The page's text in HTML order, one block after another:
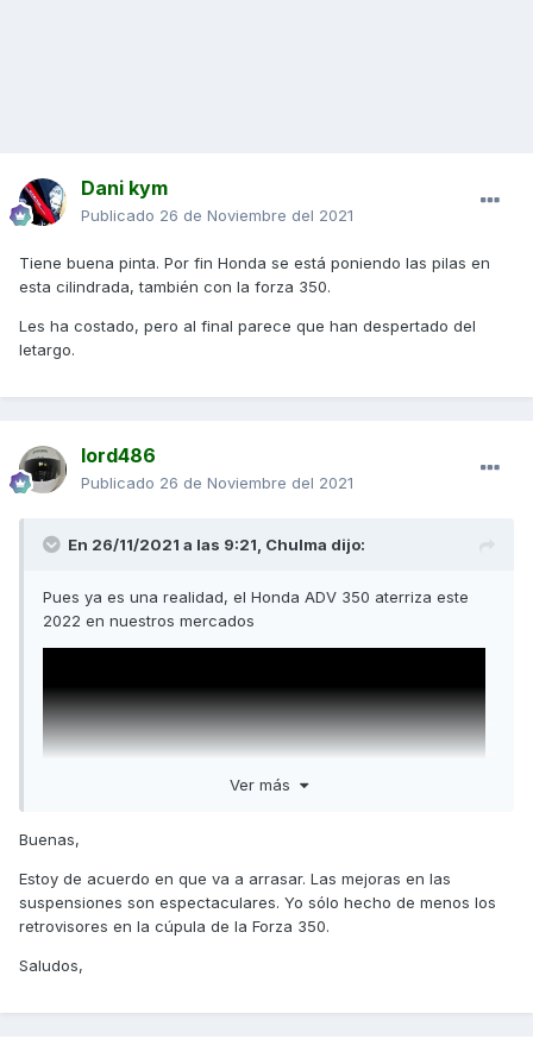
Dani kym
Publicado 26 de Noviembre del 2021
Tiene buena pinta. Por fin Honda se está poniendo las pilas en
esta cilindrada, también con la forza 350.
Les ha costado, pero al final parece que han despertado del
letargo.
lord486
Publicado 26 de Noviembre del 2021
En 26/11/2021 a las 9:21, Chulma dijo:
Pues ya es una realidad, el Honda ADV 350 aterriza este
2022 en nuestros mercados
Ver más
Buenas,
Estoy de acuerdo en que va a arrasar. Las mejoras en las
suspensiones son espectaculares. Yo sólo hecho de menos los
retrovisores en la cúpula de la Forza 350.
Saludos,